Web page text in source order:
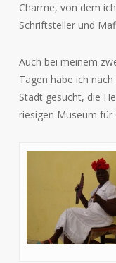
Charme, von dem
Schriftsteller und
Auch bei meinem
Tagen habe ich
Stadt gesucht, die
riesigen Museum für